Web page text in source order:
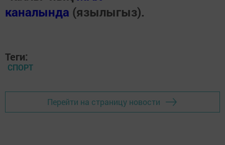
каналында (язылыгыз).
Теги:
СПОРТ
Перейти на страницу новости